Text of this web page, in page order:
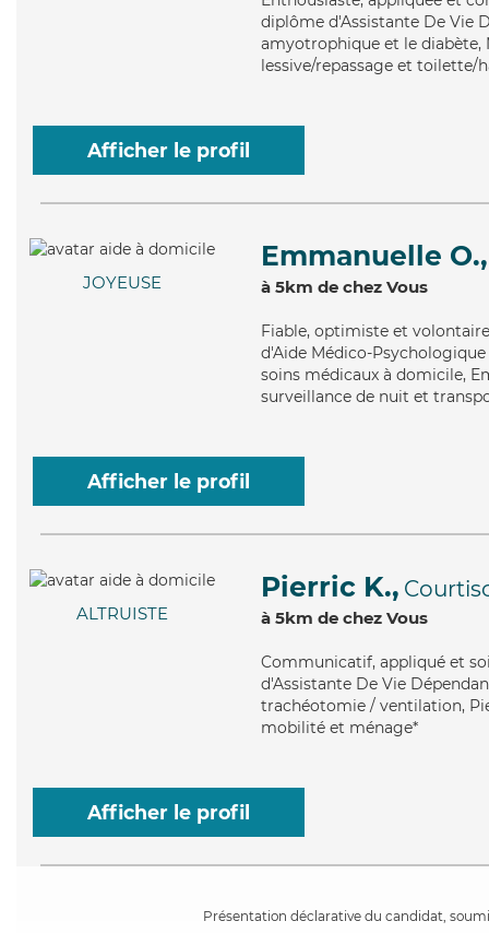
diplôme d'Assistante De Vie
amyotrophique et le diabète,
lessive/repassage et toilette/
Afficher le profil
JOYEUSE
Emmanuelle O.,
à 5km de chez Vous
Fiable, optimiste et
d'Aide Médico-
soins médicaux à domicile,
surveillance de nuit et
Afficher le profil
ALTRUISTE
Pierric K.,
à 5km de chez Vous
Communicatif, appliqué et
d'Assistante De Vie
trachéotomie / ventilation,
mobilité et ménage*
Afficher le profil
Présentation déclarative du candidat,